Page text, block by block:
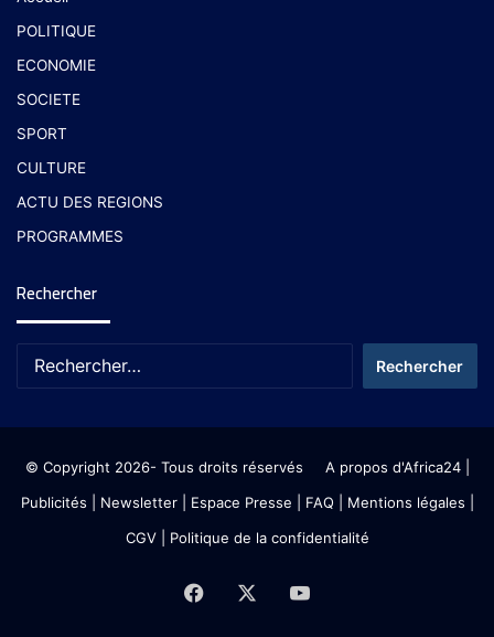
POLITIQUE
ECONOMIE
SOCIETE
SPORT
CULTURE
ACTU DES REGIONS
PROGRAMMES
Rechercher
© Copyright 2026- Tous droits réservés A propos d'Africa24|
Publicités
Newsletter| Espace Presse | FAQ | Mentions légales
CGV| Politique de la confidentialité